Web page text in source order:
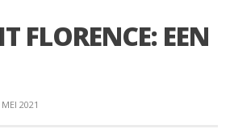
FLORENCE: EEN
2021